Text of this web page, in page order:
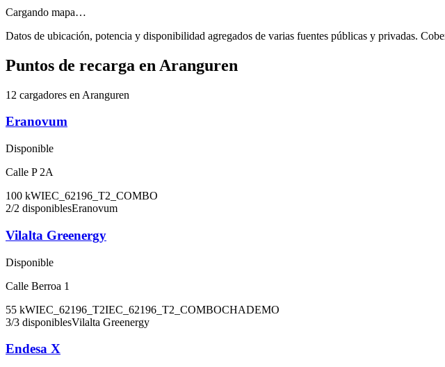
Cargando mapa…
Datos de ubicación, potencia y disponibilidad agregados de varias fuentes públicas y privadas.
Puntos de recarga en Aranguren
12 cargadores en Aranguren
Eranovum
Disponible
Calle P 2A
100 kWIEC_62196_T2_COMBO
2/2 disponiblesEranovum
Vilalta Greenergy
Disponible
Calle Berroa 1
55 kWIEC_62196_T2IEC_62196_T2_COMBOCHADEMO
3/3 disponiblesVilalta Greenergy
Endesa X